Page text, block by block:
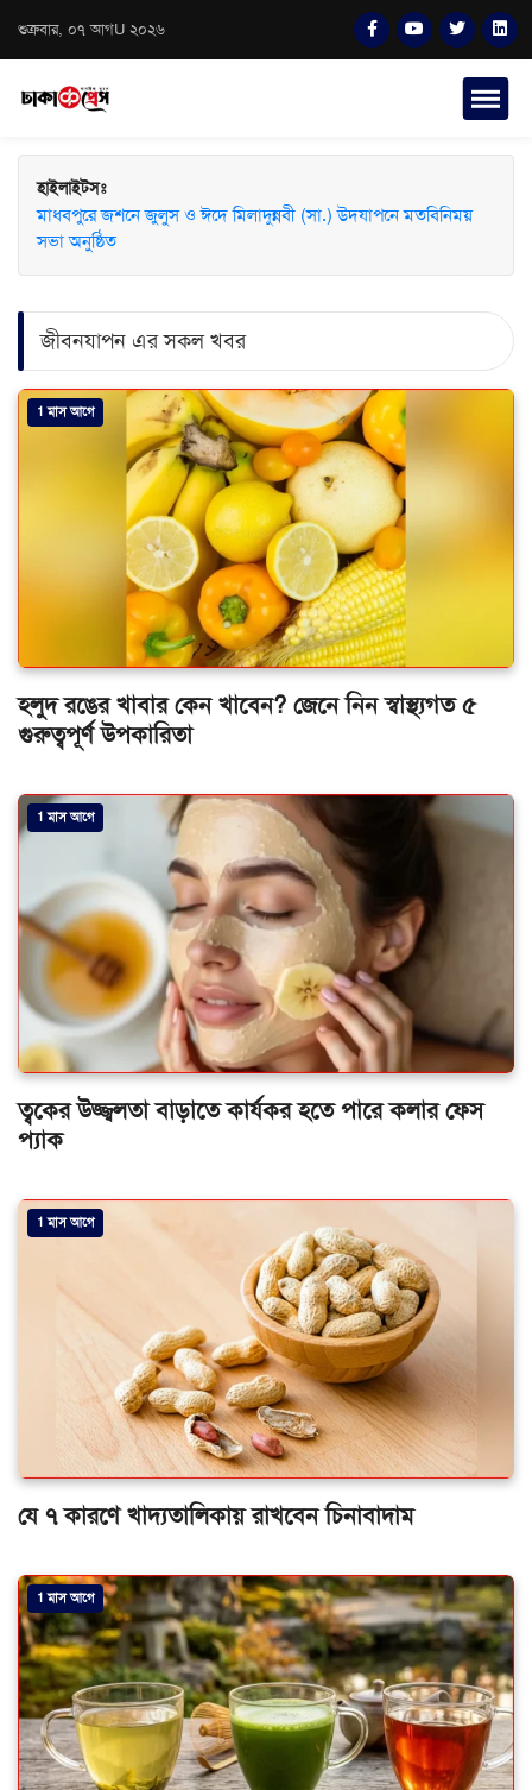
শুক্রবার, ০৭ আগU ২০২৬
হাইলাইটসঃ
মাধবপুরে জশনে জুলুস ও ঈদে মিলাদুন্নবী (সা.) উদযাপনে মতবিনিময়
সভা অনুষ্ঠিত
জীবনযাপন এর সকল খবর
1 মাস আগে
হলুদ রঙের খাবার কেন খাবেন? জেনে নিন স্বাস্থ্যগত ৫
গুরুত্বপূর্ণ উপকারিতা
1 মাস আগে
ত্বকের উজ্জ্বলতা বাড়াতে কার্যকর হতে পারে কলার ফেস
প্যাক
1 মাস আগে
যে ৭ কারণে খাদ্যতালিকায় রাখবেন চিনাবাদাম
1 মাস আগে